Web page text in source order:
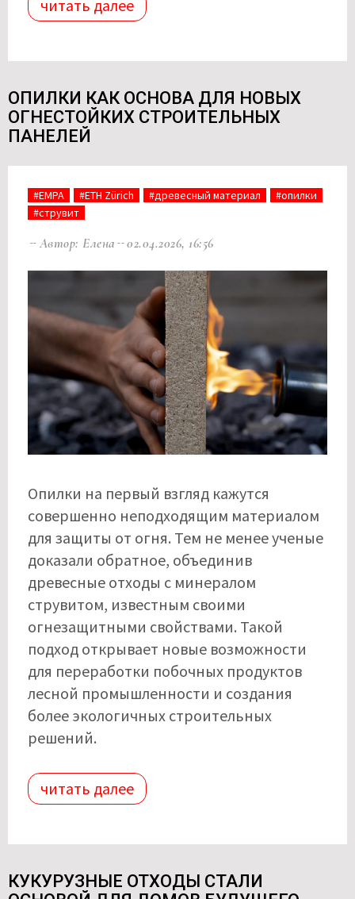
читать далее
ОПИЛКИ КАК ОСНОВА ДЛЯ НОВЫХ
ОГНЕСТОЙКИХ СТРОИТЕЛЬНЫХ
ПАНЕЛЕЙ
#EMPA #ETH Zürich #древесный материал
#опилки
#струвит
Автор: Елена 02.04.2026, 16:56
Опилки на первый взгляд кажутся
совершенно неподходящим материалом
для защиты от огня. Тем не менее ученые
доказали обратное, объединив
древесные отходы с минералом
струвитом, известным своими
огнезащитными свойствами. Такой
подход открывает новые возможности
для переработки побочных продуктов
лесной промышленности и создания
более экологичных строительных
решений.
читать далее
КУКУРУЗНЫЕ ОТХОДЫ СТАЛИ